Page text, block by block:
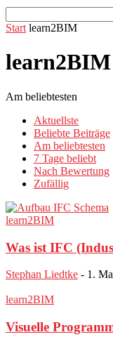
Start learn2BIM
learn2BIM
Am beliebtesten
Aktuellste
Beliebte Beiträge
Am beliebtesten
7 Tage beliebt
Nach Bewertung
Zufällig
learn2BIM
Was ist IFC
Stephan Liedtke - 1.
learn2BIM
Visuelle